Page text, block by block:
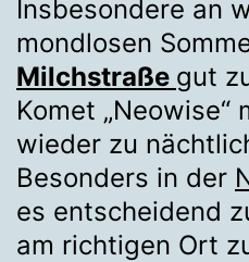
Insbesondere an
mondlosen
Milchstraße gut
Komet
wieder zu
Besonders in der
es entscheidend
am richtigen Ort